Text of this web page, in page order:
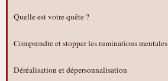
Quelle est votre quête ?
Comprendre et stopper les ruminations mentales
Déréalisation et dépersonnalisation